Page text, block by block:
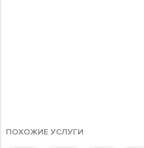
ПОХОЖИЕ УСЛУГИ